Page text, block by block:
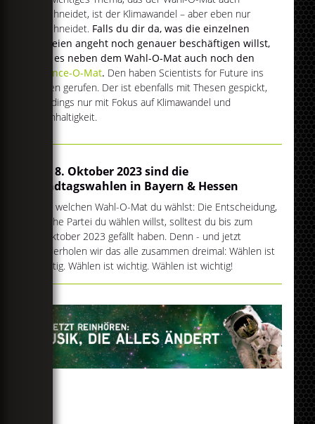
anschneidet, ist der Klimawandel – aber eben nur
anschneidet. Falls du dir da, was die einzelnen
Parteien angeht noch genauer beschäftigen willst,
gibt es neben dem Wahl-O-Mat auch noch den
Science-O-Mat. Den haben Scientists for Future ins
Leben gerufen. Der ist ebenfalls mit Thesen gespickt,
allerdings nur mit Fokus auf Klimawandel und
Nachhaltigkeit.
Am 8. Oktober 2023 sind die
Landtagswahlen in Bayern & Hessen
Egal, welchen Wahl-O-Mat du wählst: Die Entscheidung,
welche Partei du wählen willst, solltest du bis zum
8. Oktober 2023 gefällt haben. Denn - und jetzt
wiederholen wir das alle zusammen dreimal: Wählen ist
wichtig. Wählen ist wichtig. Wählen ist wichtig!